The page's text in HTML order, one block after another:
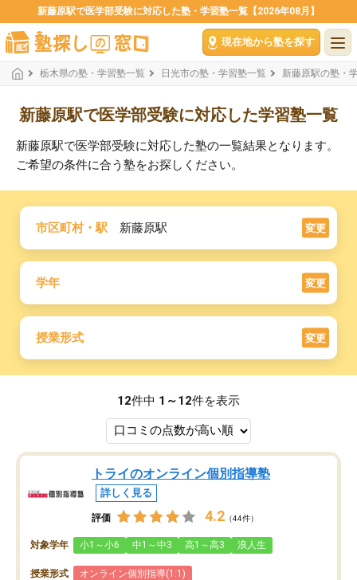
新藤原駅で医学部受験に対応した塾・学習塾一覧【2026年08月】
現在地から塾を探す
栃木県の塾・学習塾一覧 日光市の塾・学習塾一覧 新藤原駅の塾・
新藤原駅で医学部受験に対応した学習塾一覧
新藤原駅で医学部受験に対応した塾の一覧結果となります。
ご希望の条件に合う塾をお探しください。
市区町村・駅 新藤原駅 変更
学年 変更
授業形式 変更
12件中 1～12件を表示
トライのオンライン個別指導塾
詳しく見る
評価 4.2 （44件）
対象学年 小1～小6 中1～中3 高1～高3 浪人生
授業形式 オンライン個別指導(1:1)